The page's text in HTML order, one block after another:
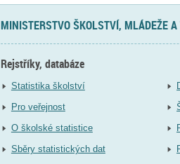
MINISTERSTVO ŠKOLSTVÍ, MLÁDEŽE A
Rejstříky, databáze
Statistika školství
Pro veřejnost
O školské statistice
Sběry statistických dat